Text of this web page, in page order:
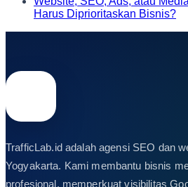
Harus Diprioritaskan Bisnis?
TrafficLab.id adalah agensi SEO dan
Yogyakarta. Kami membantu bisnis
profesional, memperkuat visibilitas